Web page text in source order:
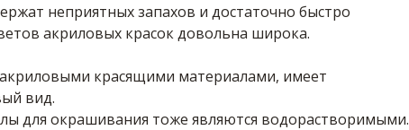
неприятных запахов и достаточно быстро
акриловых красок довольна широка.
красящими материалами, имеет
вид.
для окрашивания тоже являются водорастворимыми.